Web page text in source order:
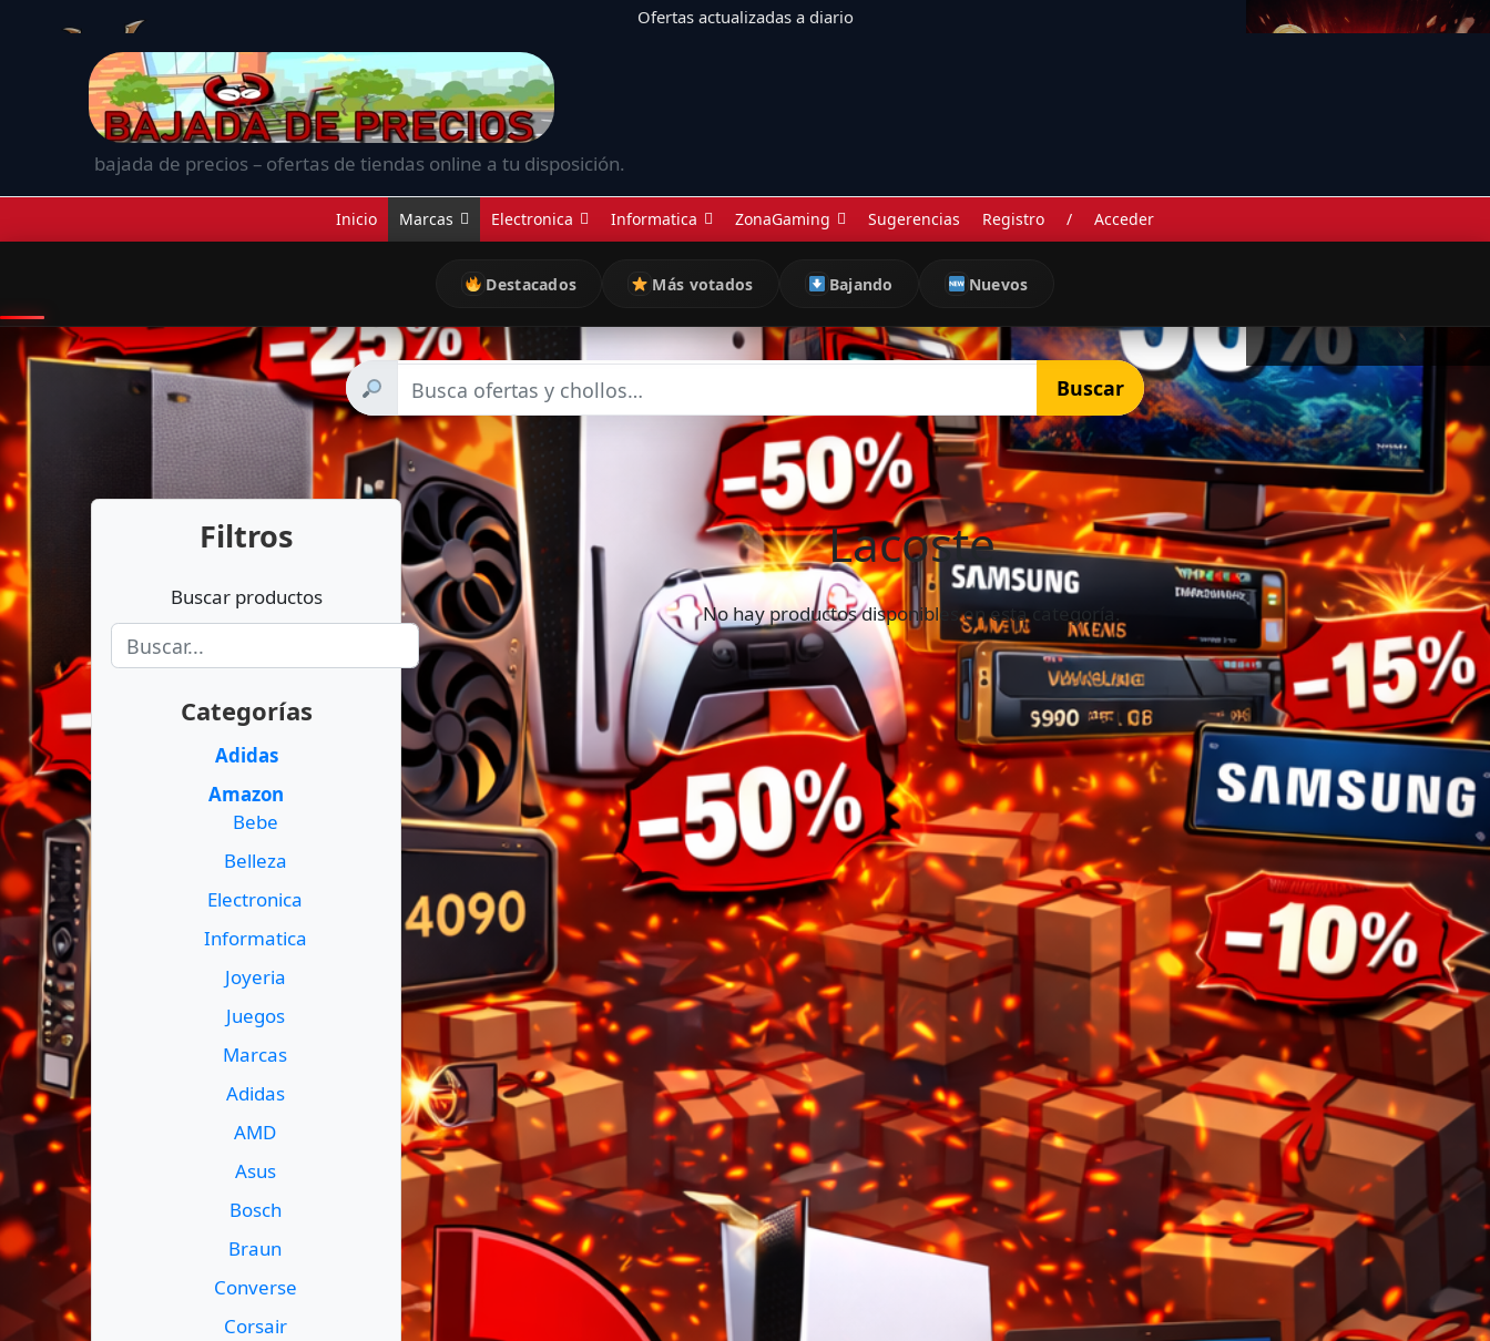
Ofertas actualizadas a diario
bajada de precios – ofertas de tiendas online a tu disposición.
Inicio Marcas Electronica Informatica ZonaGaming Sugerencias Registro / Acceder
Destacados Más votados Bajando Nuevos
Buscar
Filtros
Buscar productos
Categorías
Adidas
Amazon
Bebe
Belleza
Electronica
Informatica
Joyeria
Juegos
Marcas
Adidas
AMD
Asus
Bosch
Braun
Converse
Corsair
Lacoste
No hay productos disponibles en esta categoría.